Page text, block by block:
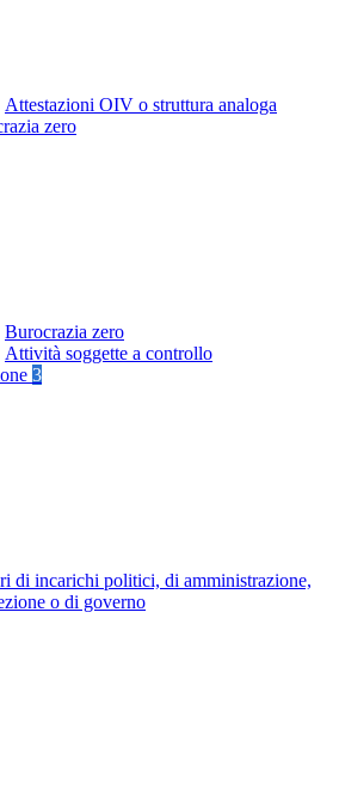
Attestazioni OIV o struttura analoga
zero
Burocrazia zero
Attività soggette a controllo
3
di incarichi politici, di amministrazione,
o di governo